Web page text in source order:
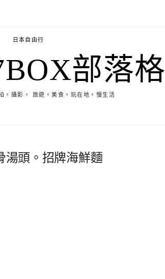
日本自由行
部落格
。攝影。 旅遊。美食。玩在地。慢生活
湯頭。招牌海鮮麵